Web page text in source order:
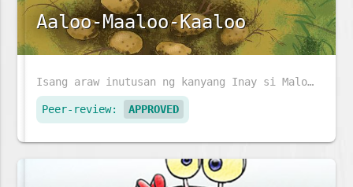
Aaloo-Maaloo-Kaaloo
Isang araw inutusan ng kanyang Inay si Maloo na mag-ani ng mga patatas. Makaka-ani kaya si Maloo ng patatas sa hardin ng kanyang Lola?
Peer-review: APPROVED